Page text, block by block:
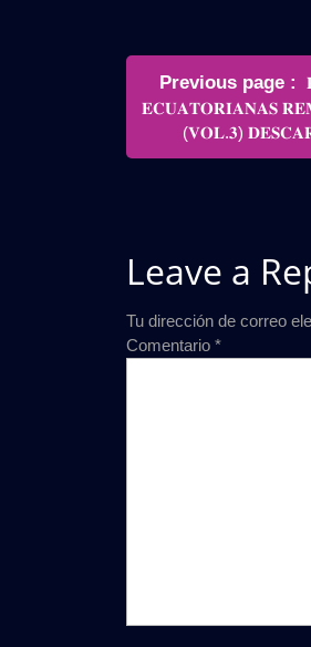
de
entradas
Previous page
𝐄𝐂𝐔𝐀𝐓𝐎𝐑𝐈𝐀𝐍𝐀𝐒
(𝐕𝐎𝐋.𝟑)
Leave a
Tu dirección de correo
Comentario *